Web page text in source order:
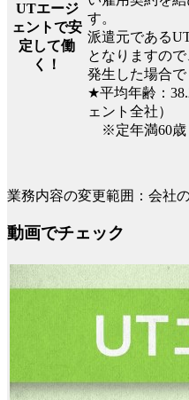
UTエージ
ェントで安
定して働
く！
す。
派遣元である
となりますの
発生した場合で
★平均年齢：
ェント全社）
※定年満60歳
業務内容の変更範囲：会社
動画でチェック